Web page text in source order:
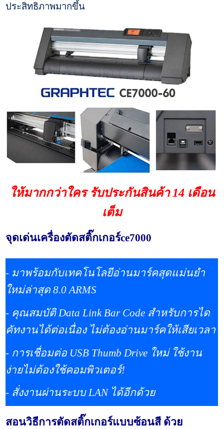
ประสิทธิภาพมากขึ้น
ให้มากกว่าใคร รับประกันสินค้า 14 เดือน
เต็ม
จุดเด่นเครื่องตัดสติ๊กเกอร์ce7000
- มาพร้อมกับเทคโนโลยีอ่านมาร์คสุดแม่นยำ
ใหม่ล่าสุด 8.0 ARMS
- คุณสมบัติ Data Link Bar Code สำหรับการได
คัทงานได้ต่อเนื่อง ไม่ต้องอ่านมาร์คให้เสียเวลา
- การเชื่อมต่อ USB Thumb Drive ใหม่ ใช้งาน
ง่ายไม่ต้องใช้คอมพิวเตอร์!
- สั่งงานผ่านระบบ LAN ได้อีกด้วย
สอนวิธีการตัดสติ๊กเกอร์แบบซ้อนสี ด้วย